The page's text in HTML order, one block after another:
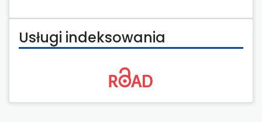
Usługi indeksowania